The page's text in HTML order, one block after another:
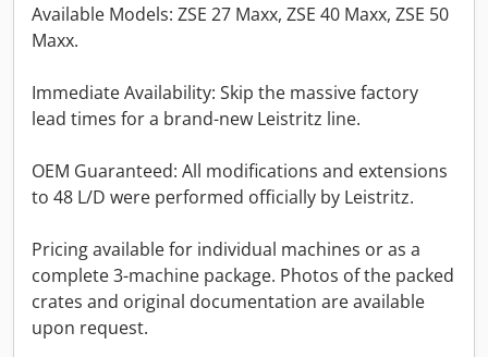
Available Models: ZSE 27 Maxx, ZSE 40 Maxx, ZSE 50
Maxx.
Immediate Availability: Skip the massive factory
lead times for a brand-new Leistritz line.
OEM Guaranteed: All modifications and extensions
to 48 L/D were performed officially by Leistritz.
Pricing available for individual machines or as a
complete 3-machine package. Photos of the packed
crates and original documentation are available
upon request.